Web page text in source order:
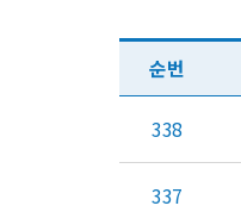
순번
338
337